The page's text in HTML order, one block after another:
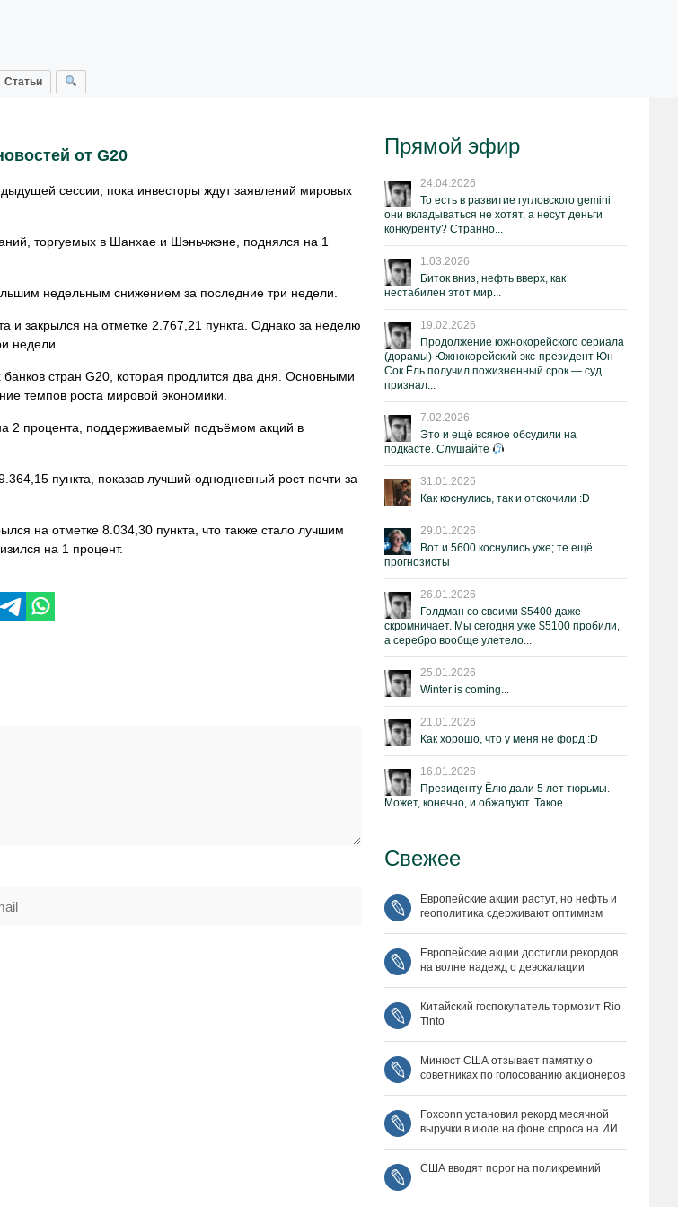
Статьи
от G20
сессии, пока инвесторы ждут заявлений мировых
торгуемых в Шанхае и Шэньчжэне, поднялся на 1
недельным снижением за последние три недели.
закрылся на отметке 2.767,21 пункта. Однако за неделю
недели.
стран G20, которая продлится два дня. Основными
темпов роста мировой экономики.
2 процента, поддерживаемый подъёмом акций в
пункта, показав лучший однодневный рост почти за
на отметке 8.034,30 пункта, что также стало лучшим
на 1 процент.
Прямой эфир
24.04.2026
То есть в развитие гугловского gemini
они вкладываться не хотят, а несут деньги
конкуренту? Странно...
1.03.2026
Биток вниз, нефть вверх, как
нестабилен этот мир...
19.02.2026
Продолжение южнокорейского сериала
(дорамы) Южнокорейский экс-президент Юн
Сок Ёль получил пожизненный срок — суд
признал...
7.02.2026
Это и ещё всякое обсудили на
подкасте. Слушайте
31.01.2026
Как коснулись, так и отскочили :D
29.01.2026
Вот и 5600 коснулись уже; те ещё
прогнозисты
26.01.2026
Голдман со своими $5400 даже
скромничает. Мы сегодня уже $5100 пробили,
а серебро вообще улетело...
25.01.2026
Winter is coming...
21.01.2026
Как хорошо, что у меня не форд :D
16.01.2026
Президенту Ёлю дали 5 лет тюрьмы.
Может, конечно, и обжалуют. Такое.
Свежее
Европейские акции растут, но нефть и
геополитика сдерживают оптимизм
Европейские акции достигли рекордов
на волне надежд о деэскалации
Китайский госпокупатель тормозит Rio
Tinto
Минюст США отзывает памятку о
советниках по голосованию акционеров
Foxconn установил рекорд месячной
выручки в июле на фоне спроса на ИИ
США вводят порог на поликремний